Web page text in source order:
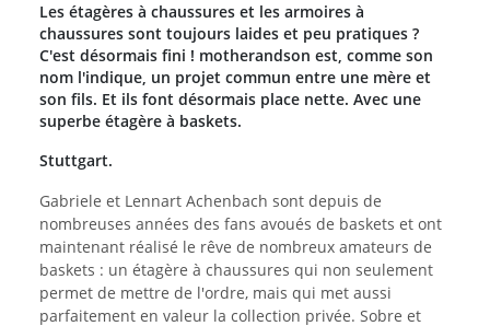
Les étagères à chaussures et les armoires à
chaussures sont toujours laides et peu pratiques ?
C'est désormais fini ! motherandson est, comme son
nom l'indique, un projet commun entre une mère et
son fils. Et ils font désormais place nette. Avec une
superbe étagère à baskets.
Stuttgart.
Gabriele et Lennart Achenbach sont depuis de
nombreuses années des fans avoués de baskets et ont
maintenant réalisé le rêve de nombreux amateurs de
baskets : un étagère à chaussures qui non seulement
permet de mettre de l'ordre, mais qui met aussi
parfaitement en valeur la collection privée. Sobre et